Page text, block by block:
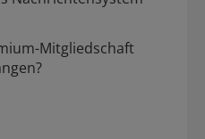
Mitgliedschaft